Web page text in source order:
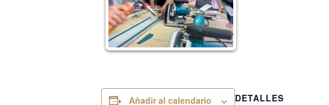
Añadir al calendario DETALLES